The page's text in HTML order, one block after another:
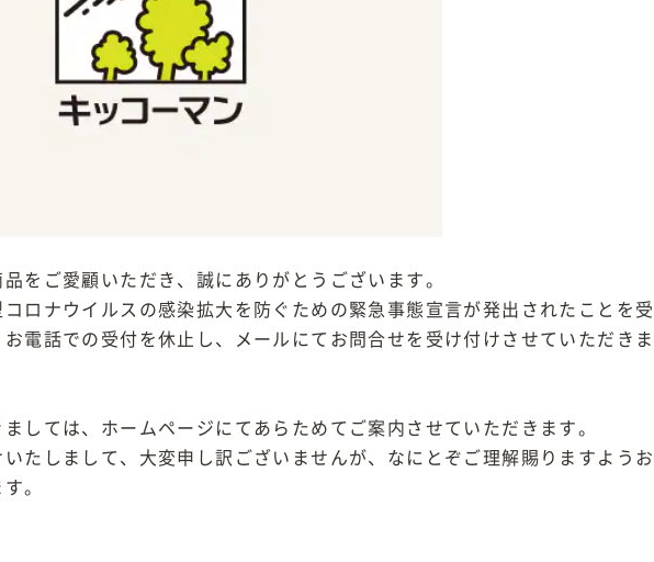
をご愛顧いただき、誠にありがとうございます。
ロナウイルスの感染拡大を防ぐための緊急事態宣言が発出されたことを受
電話での受付を休止し、メールにてお問合せを受け付けさせていただきま
しては、ホームページにてあらためてご案内させていただきます。
たしまして、大変申し訳ございませんが、なにとぞご理解賜りますようお
。